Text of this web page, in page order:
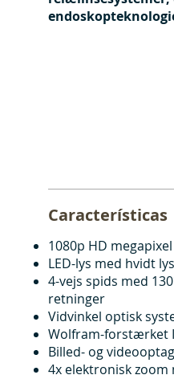
Características
1080p HD
LED-lys med hvidt lys
4-vejs spids med
retninger
Vidvinkel optisk
Wolfram-forstærket
Billed- og
4x elektronisk